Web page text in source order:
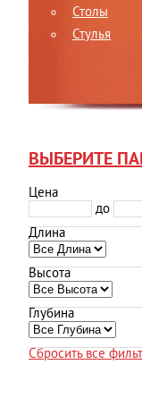
Столы
Стулья
ВЫБЕРИТЕ
Цена
до
Длина
Высота
Глубина
Сбросить все